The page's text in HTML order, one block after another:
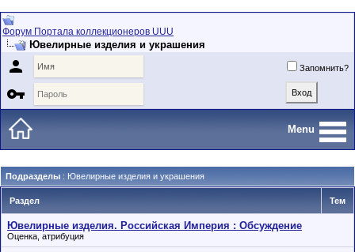
Форум Портала коллекционеров UUU
Ювелирные изделия и украшения
 Запомнить?

Menu
Подразделы : Ювелирные изделия и украшения
Раздел Тем
Ювелирные изделия. Российская Империя : Обсуждение
Оценка, атрибуция